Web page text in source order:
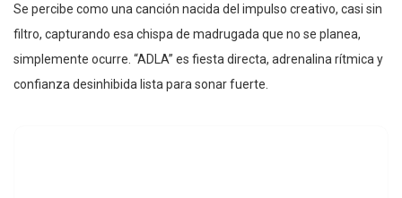
Se percibe como una canción nacida del impulso creativo, casi sin
filtro, capturando esa chispa de madrugada que no se planea,
simplemente ocurre. “ADLA” es fiesta directa, adrenalina rítmica y
confianza desinhibida lista para sonar fuerte.